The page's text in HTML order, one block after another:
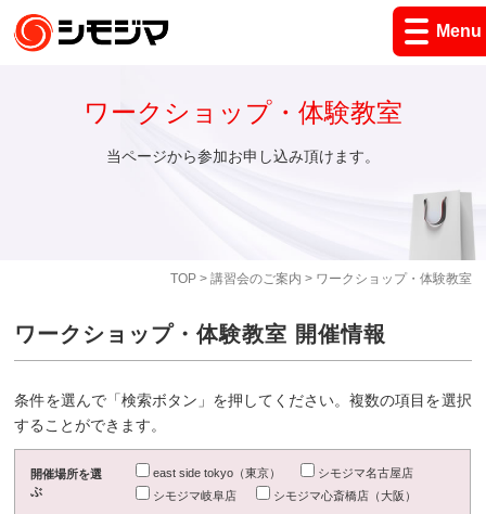
Menu
TOP> 講習会のご案内 > ワークショップ・体験教室
ワークショップ・体験教室
当ページから参加お申し込み頂けます。
ワークショップ・体験教室 開催情報
条件を選んで「検索ボタン」を押してください。複数の項目を選択
することができます。
開催場所を選
ぶ
east side tokyo（東京）
シモジマ名古屋店
シモジマ岐阜店
シモジマ心斎橋店（大阪）